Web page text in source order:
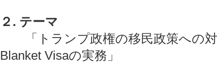
２. テーマ
「トランプ政権の移民政策への対
Blanket Visaの実務」